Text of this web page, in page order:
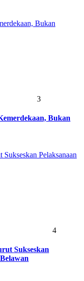
Bukan
3
Bukan
Pelaksanaan
4
Sukseskan